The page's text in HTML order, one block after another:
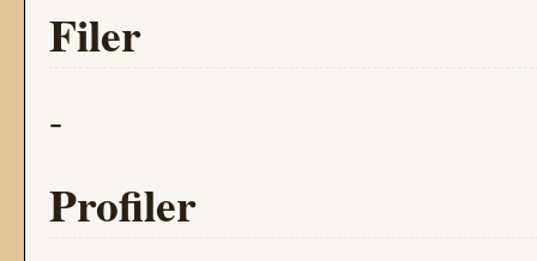
Filer
-
Profiler